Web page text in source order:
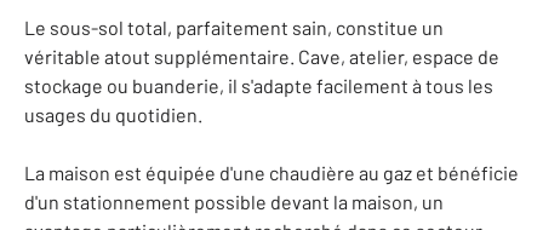
Le sous-sol total, parfaitement sain, constitue un
véritable atout supplémentaire. Cave, atelier, espace de
stockage ou buanderie, il s'adapte facilement à tous les
usages du quotidien.
La maison est équipée d'une chaudière au gaz et bénéficie
d'un stationnement possible devant la maison, un